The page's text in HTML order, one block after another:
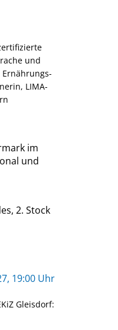
und
LIMA-
im
und
2. Stock
19:00 Uhr
Gleisdorf: